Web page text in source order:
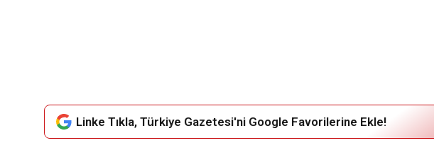
Linke Tıkla, Türkiye Gazetesi'ni Google Favorilerine Ekle!